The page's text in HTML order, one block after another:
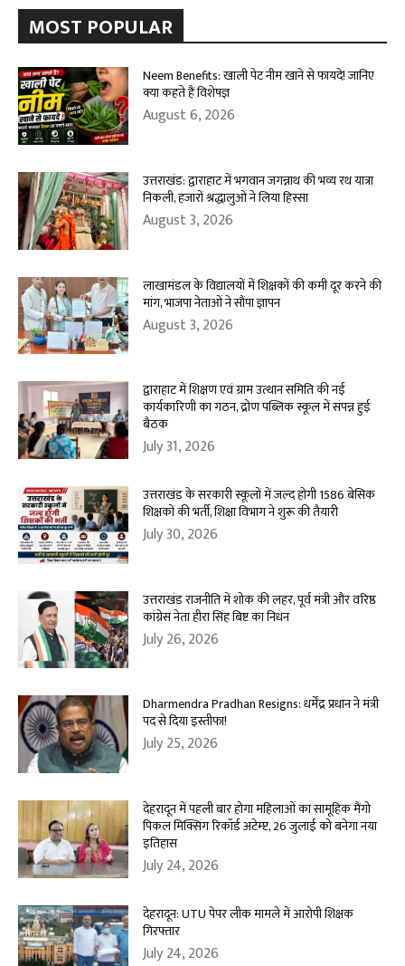
MOST POPULAR
Neem Benefits: खाली पेट नीम खाने से फायदे! जानिए
क्या कहते हैं विशेषज्ञ
August 6, 2026
उत्तराखंड: द्वाराहाट में भगवान जगन्नाथ की भव्य रथ यात्रा
निकली, हजारों श्रद्धालुओं ने लिया हिस्सा
August 3, 2026
लाखामंडल के विद्यालयों में शिक्षकों की कमी दूर करने की
मांग, भाजपा नेताओं ने सौंपा ज्ञापन
August 3, 2026
द्वाराहाट में शिक्षण एवं ग्राम उत्थान समिति की नई
कार्यकारिणी का गठन, द्रोण पब्लिक स्कूल में संपन्न हुई
बैठक
July 31, 2026
उत्तराखंड के सरकारी स्कूलों में जल्द होगी 1586 बेसिक
शिक्षकों की भर्ती, शिक्षा विभाग ने शुरू की तैयारी
July 30, 2026
उत्तराखंड राजनीति में शोक की लहर, पूर्व मंत्री और वरिष्ठ
कांग्रेस नेता हीरा सिंह बिष्ट का निधन
July 26, 2026
Dharmendra Pradhan Resigns: धर्मेंद्र प्रधान ने मंत्री
पद से दिया इस्तीफा!
July 25, 2026
देहरादून में पहली बार होगा महिलाओं का सामूहिक मैंगो
पिकल मिक्सिंग रिकॉर्ड अटेम्प्ट, 26 जुलाई को बनेगा नया
इतिहास
July 24, 2026
देहरादून: UTU पेपर लीक मामले में आरोपी शिक्षक
गिरफ्तार
July 24, 2026